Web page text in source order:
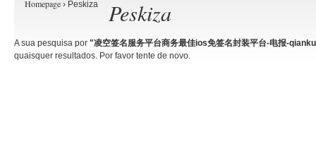
Homepage › Peskiza Peskiza
A sua pesquisa por "凌空签名服务平台商务最佳ios免签名封装平台-电报-
quaisquer resultados. Por favor tente de novo.